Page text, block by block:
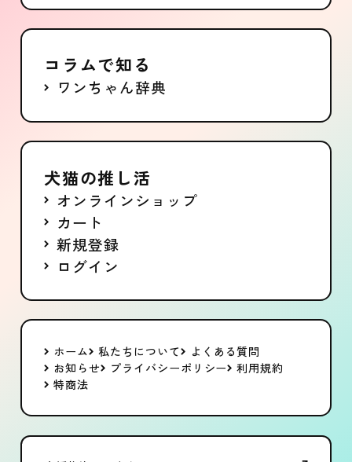
コラムで知る
ワンちゃん辞典
犬猫の推し活
オンラインショップ
カート
新規登録
ログイン
ホーム 私たちについて
よくある質問
お知らせ
プライバシーポリシー 利用規約
特商法